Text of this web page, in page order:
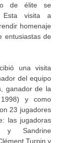
de élite se
Esta visita a
homenaje
entusiastas de
una visita
del equipo
ganador de la
y como
23 jugadores
las jugadoras
y Sandrine
Turpin y